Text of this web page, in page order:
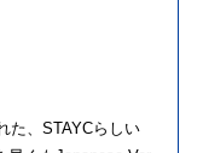
た、STAYCらしい